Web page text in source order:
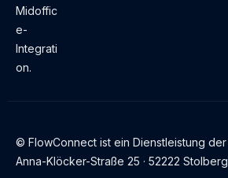
Midoffic
e-
Integrati
on.
© FlowConnect ist ein Dienstleistung der
Anna-Klöcker-Straße 25 · 52222 Stolberg